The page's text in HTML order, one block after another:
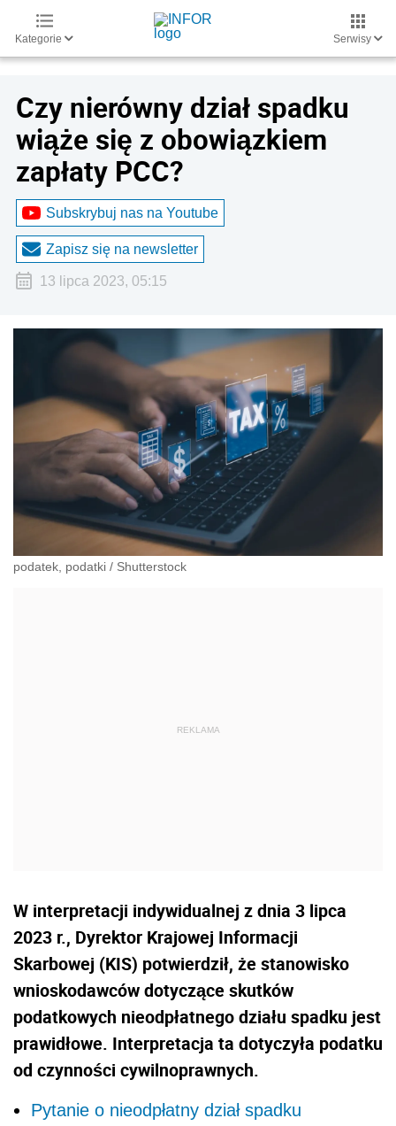
Kategorie Serwisy
Czy nierówny dział spadku
wiąże się z obowiązkiem
zapłaty PCC?
Subskrybuj nas na Youtube
Zapisz się na newsletter
13 lipca 2023, 05:15
podatek, podatki / Shutterstock
W interpretacji indywidualnej z dnia 3 lipca
2023 r., Dyrektor Krajowej Informacji
Skarbowej (KIS) potwierdził, że stanowisko
wnioskodawców dotyczące skutków
podatkowych nieodpłatnego działu spadku jest
prawidłowe. Interpretacja ta dotyczyła podatku
od czynności cywilnoprawnych.
Pytanie o nieodpłatny dział spadku